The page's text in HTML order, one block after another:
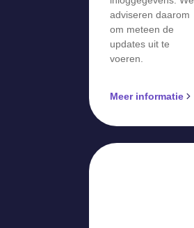
adviseren daarom
om meteen de
updates uit te
voeren.
Meer informatie